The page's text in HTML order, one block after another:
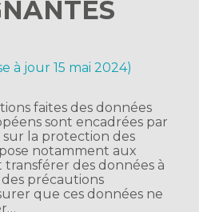
à jour 15 mai 2024)
faites des données
sont encadrées par
la protection des
notamment aux
des données à
précautions
que ces données ne